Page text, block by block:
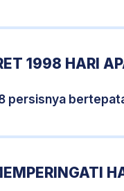
1998 HARI
persisnya